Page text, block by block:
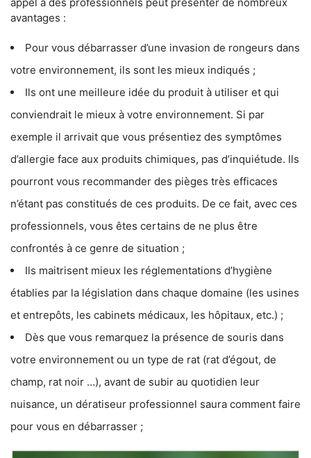
avantages :
Pour vous débarrasser d’une invasion de rongeurs dans
votre environnement, ils sont les mieux indiqués ;
Ils ont une meilleure idée du produit à utiliser et qui
conviendrait le mieux à votre environnement. Si par
exemple il arrivait que vous présentiez des symptômes
d’allergie face aux produits chimiques, pas d’inquiétude. Ils
pourront vous recommander des pièges très efficaces
n’étant pas constitués de ces produits. De ce fait, avec ces
professionnels, vous êtes certains de ne plus être
confrontés à ce genre de situation ;
Ils maitrisent mieux les réglementations d’hygiène
établies par la législation dans chaque domaine (les usines
et entrepôts, les cabinets médicaux, les hôpitaux, etc.) ;
Dès que vous remarquez la présence de souris dans
votre environnement ou un type de rat (rat d’égout, de
champ, rat noir …), avant de subir au quotidien leur
nuisance, un dératiseur professionnel saura comment faire
pour vous en débarrasser ;